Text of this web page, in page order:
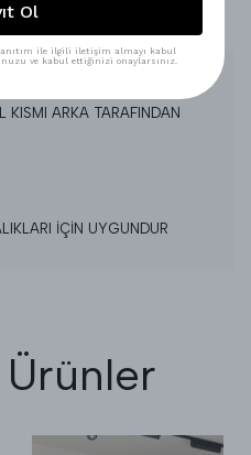
GARANTİSİ!
KISMI ARKA TARAFINDAN
İÇİN UYGUNDUR
Ol
ile ilgili iletişim almayı kabul
ve kabul ettiğinizi onaylarsınız.